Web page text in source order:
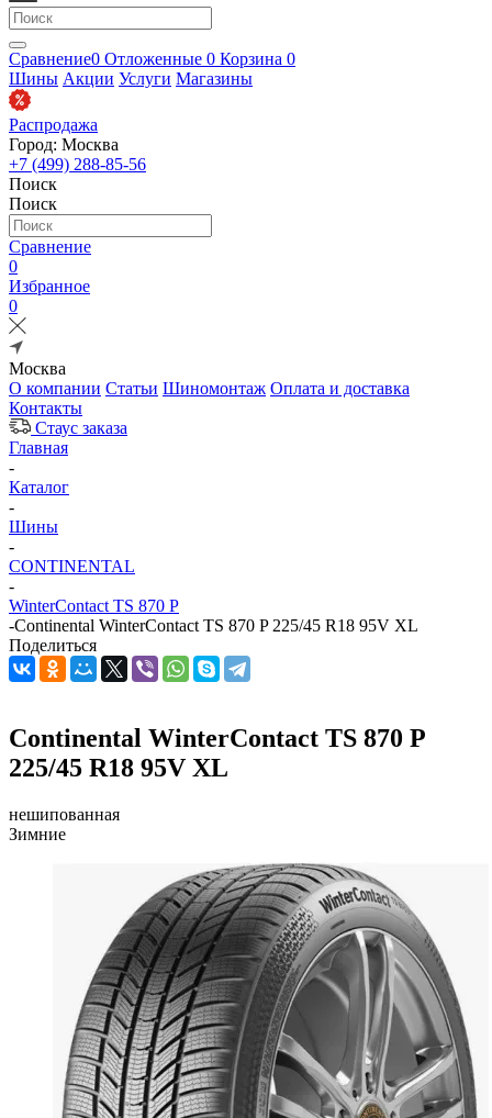
Сравнение0 Отложенные 0 Корзина 0
Шины Акции Услуги Магазины
Распродажа
Город: Москва
+7 (499) 288-85-56
Поиск
Поиск
Сравнение
0
Избранное
0
Москва
О компании Статьи Шиномонтаж Оплата и доставка
Контакты
Стаус заказа
Главная
-
Каталог
-
Шины
-
CONTINENTAL
-
WinterContact TS 870 P
-Continental WinterContact TS 870 P 225/45 R18 95V XL
Поделиться
Continental WinterContact TS 870 P
225/45 R18 95V XL
нешипованная
Зимние